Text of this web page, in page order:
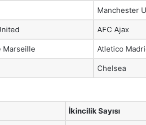
Manchester
AFC Ajax
Marseille Atletico
Chelsea
İkincilik Sayısı